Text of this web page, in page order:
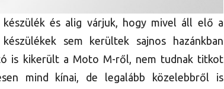
és alig várjuk, hogy mivel áll elő a
sem kerültek sajnos hazánkban
is kikerült a Moto M-ről, nem tudnak titkot
mind kínai, de legalább közelebbről is